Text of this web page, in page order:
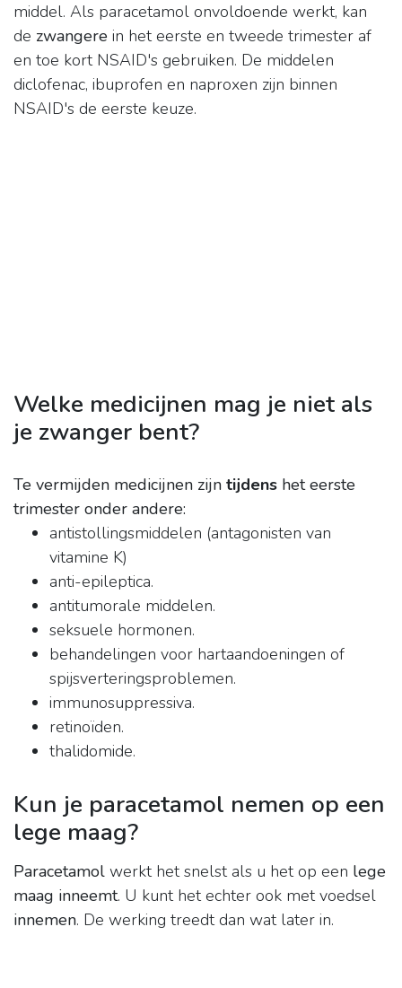
middel. Als paracetamol onvoldoende werkt, kan
de zwangere in het eerste en tweede trimester af
en toe kort NSAID's gebruiken. De middelen
diclofenac, ibuprofen en naproxen zijn binnen
NSAID's de eerste keuze.
Welke medicijnen mag je niet als
je zwanger bent?
Te vermijden medicijnen zijn tijdens het eerste
trimester onder andere:
antistollingsmiddelen (antagonisten van
vitamine K)
anti-epileptica.
antitumorale middelen.
seksuele hormonen.
behandelingen voor hartaandoeningen of
spijsverteringsproblemen.
immunosuppressiva.
retinoïden.
thalidomide.
Kun je paracetamol nemen op een
lege maag?
Paracetamol werkt het snelst als u het op een lege
maag inneemt. U kunt het echter ook met voedsel
innemen. De werking treedt dan wat later in.